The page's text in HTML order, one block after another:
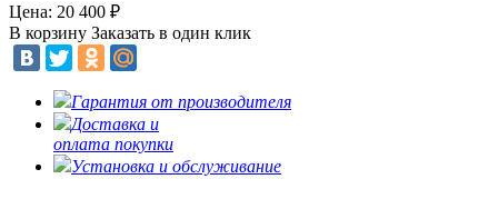
Цена: 20 400 ₽
В корзину Заказать в один клик
Гарантия от производителя
Доставка и
оплата покупки
Установка и обслуживание